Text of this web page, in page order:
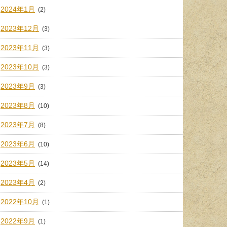
2024年1月 (2)
2023年12月 (3)
2023年11月 (3)
2023年10月 (3)
2023年9月 (3)
2023年8月 (10)
2023年7月 (8)
2023年6月 (10)
2023年5月 (14)
2023年4月 (2)
2022年10月 (1)
2022年9月 (1)